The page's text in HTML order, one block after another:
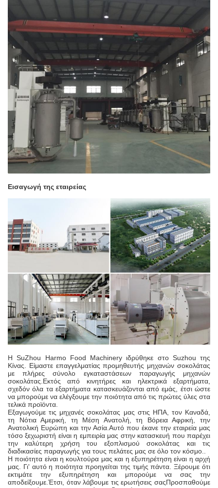
Εισαγωγή της εταιρείας
Η SuZhou Harmo Food Machinery ιδρύθηκε στο Suzhou της
Κίνας. Είμαστε επαγγελματίας προμηθευτής μηχανών σοκολάτας
με πλήρες σύνολο εγκαταστάσεων παραγωγής μηχανών
σοκολάτας.Εκτός από κινητήρες και ηλεκτρικά εξαρτήματα,
σχεδόν όλα τα εξαρτήματα κατασκευάζονται από εμάς, έτσι ώστε
να μπορούμε να ελέγξουμε την ποιότητα από τις πρώτες ύλες στα
τελικά προϊόντα.
Εξαγωγούμε τις μηχανές σοκολάτας μας στις ΗΠΑ, τον Καναδά,
τη Νότια Αμερική, τη Μέση Ανατολή, τη Βόρεια Αφρική, την
Ανατολική Ευρώπη και την Ασία.Αυτό που έκανε την εταιρεία μας
τόσο ξεχωριστή είναι η εμπειρία μας στην κατασκευή που παρέχει
την καλύτερη χρήση του εξοπλισμού σοκολάτας και τις
διαδικασίες παραγωγής για τους πελάτες μας σε όλο τον κόσμο..
Η ποιότητα είναι η κουλτούρα μας και η εξυπηρέτηση είναι η αρχή
μας. Γι' αυτό η ποιότητα προηγείται της τιμής πάντα. Ξέρουμε ότι
εκτιμάτε την εξυπηρέτηση και μπορούμε να σας την
αποδείξουμε.Έτσι, όταν λάβουμε τις ερωτήσεις σαςΠροσπαθούμε